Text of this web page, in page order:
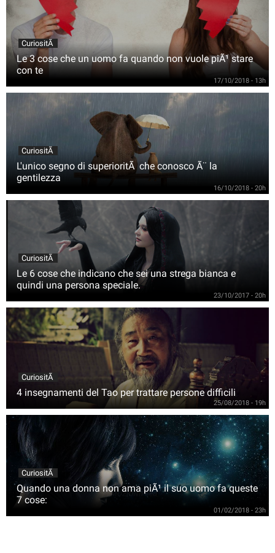
CuriositÃ
Le 3 cose che un uomo fa quando non vuole piÃ¹ stare
con te
17/10/2018 - 13h
CuriositÃ
L'unico segno di superioritÃ che conosco Ã¨ la
gentilezza
16/10/2018 - 20h
CuriositÃ
Le 6 cose che indicano che sei una strega bianca e
quindi una persona speciale.
23/10/2017 - 20h
CuriositÃ
4 insegnamenti del Tao per trattare persone difficili
25/08/2018 - 19h
CuriositÃ
Quando una donna non ama piÃ¹ il suo uomo fa queste
7 cose:
01/02/2018 - 23h